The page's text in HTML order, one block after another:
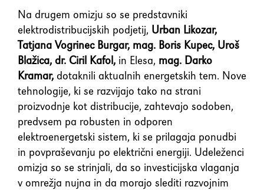
Na drugem omizju so se predstavniki
elektrodistribucijskih podjetij, Urban Likozar,
Tatjana Vogrinec Burgar, mag. Boris Kupec, Uroš
Blažica, dr. Ciril Kafol, in Elesa, mag. Darko
Kramar, dotaknili aktualnih energetskih tem. Nove
tehnologije, ki se razvijajo tako na strani
proizvodnje kot distribucije, zahtevajo sodoben,
predvsem pa robusten in odporen
elektroenergetski sistem, ki se prilagaja ponudbi
in povpraševanju po električni energiji. Udeleženci
omizja so se strinjali, da so investicijska vlaganja
v omrežja nujna in da morajo slediti razvojnim